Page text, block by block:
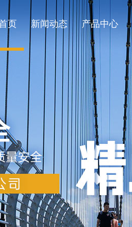
页 新闻动态 产品中心